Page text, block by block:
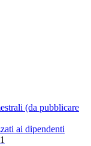
(da pubblicare
ai dipendenti